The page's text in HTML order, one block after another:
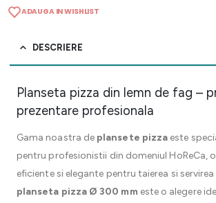
ADAUGA IN WISHLIST
DESCRIERE
Planseta pizza din lemn de fag –
prezentare profesionala
Gama noastra de plansete pizza este
pentru profesionistii din domeniul HoReCa,
eficiente si elegante pentru taierea si
planseta pizza Ø 300 mm este o alegere